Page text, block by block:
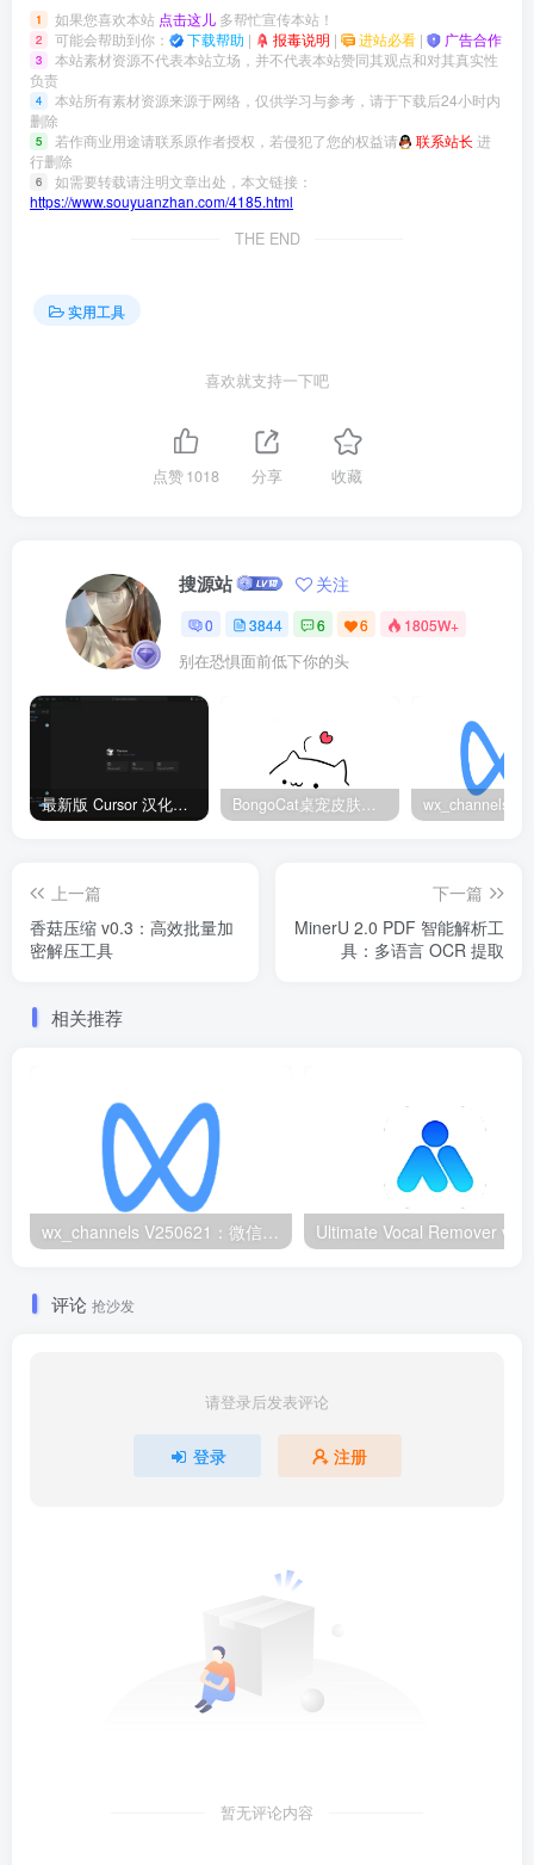
1 如果您喜欢本站 点击这儿 多帮忙宣传本站！
2 可能会帮助到你： 下载帮助 | 报毒说明 | 进站必看 | 广告合作
3
本站素材资源不代表本站立场，并不代表本站赞同其观点和对其真实性
负责
4
本站所有素材资源来源于网络，仅供学习与参考，请于下载后24小时内
删除
5 若作商业用途请联系原作者授权，若侵犯了您的权益请 联系站长 进
行删除
6
如需要转载请注明文章出处，本文链接：
https://www.souyuanzhan.com/4185.html
THE END
实用工具
喜欢就支持一下吧
点赞1018 分享 收藏
搜源站 关注
0 3844 6 6 1805W+
别在恐惧面前低下你的头
最新版 Cursor 汉化设置中文教程（两种简单方法，附中文语言包下载） BongoCat桌宠皮肤包大全：20款主题皮肤免费下载
上一篇
香菇压缩 v0.3：高效批量加
密解压工具
下一篇
MinerU 2.0 PDF 智能解析工
具：多语言 OCR 提取
相关推荐
wx_channels V250621：微信视频号下载工具|支持Win/macOS
评论 抢沙发
请登录后发表评论
登录 注册
暂无评论内容